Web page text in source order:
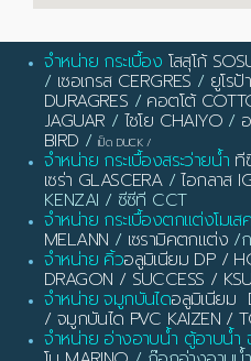
จำหน่าย กระเบื้อง โสสุโก้
/ เซอเกรส CERGRES / ยูโรป้
DURAGRES / คอตโต้
JAGUAR / ไชโย CHAIYO /
BIRD / เป็ด DUCK /
จำหน่าย กระเบื้องสระว่ายน้ำ ที
เซร่า GLASCERA/ไอกลาส
KENZAI / ซีซีที CCT
จำหน่าย กระเบื้องตกแต่งโมเสค
MELANN / เซรามิคตกแต่ง /
จำหน่าย คิ้วอลูมิเนียม DP /
DRAGON / SUCCESS /
จำหน่าย จมูกบันไดอลูมิเนียม
/ จมูกบันได PVC KAIZEN /
จำหน่าย อ่างอาบน้ำ ตู้อาบน้ำ